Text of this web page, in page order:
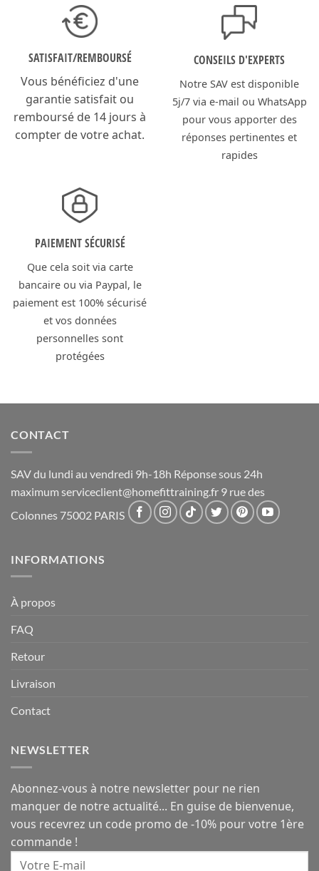
SATISFAIT/REMBOURSÉ
Vous bénéficiez d'une
garantie satisfait ou
remboursé de 14 jours à
compter de votre achat.
CONSEILS D'EXPERTS
Notre SAV est disponible
5j/7 via e-mail ou WhatsApp
pour vous apporter des
réponses pertinentes et
rapides
PAIEMENT SÉCURISÉ
Que cela soit via carte
bancaire ou via Paypal, le
paiement est 100% sécurisé
et vos données
personnelles sont
protégées
CONTACT
SAV du lundi au vendredi 9h-18h Réponse sous 24h
maximum serviceclient@homefittraining.fr 9 rue des
Colonnes 75002 PARIS
INFORMATIONS
À propos
FAQ
Retour
Livraison
Contact
NEWSLETTER
Abonnez-vous à notre newsletter pour ne rien
manquer de notre actualité... En guise de bienvenue,
vous recevrez un code promo de -10% pour votre 1ère
commande !